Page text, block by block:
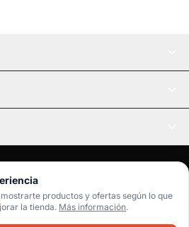
productos y ofertas según lo que
la tienda. Más información.
Realsport © 2026